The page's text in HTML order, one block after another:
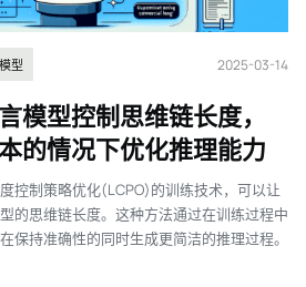
型 2025-03-14
模型控制思维链长度，
的情况下优化推理能力
控制策略优化(LCPO)的训练技术，可以让
的思维链长度。这种方法通过在训练过程中
保持准确性的同时生成更简洁的推理过程。